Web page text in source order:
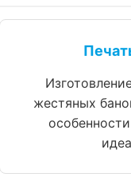
жестяных